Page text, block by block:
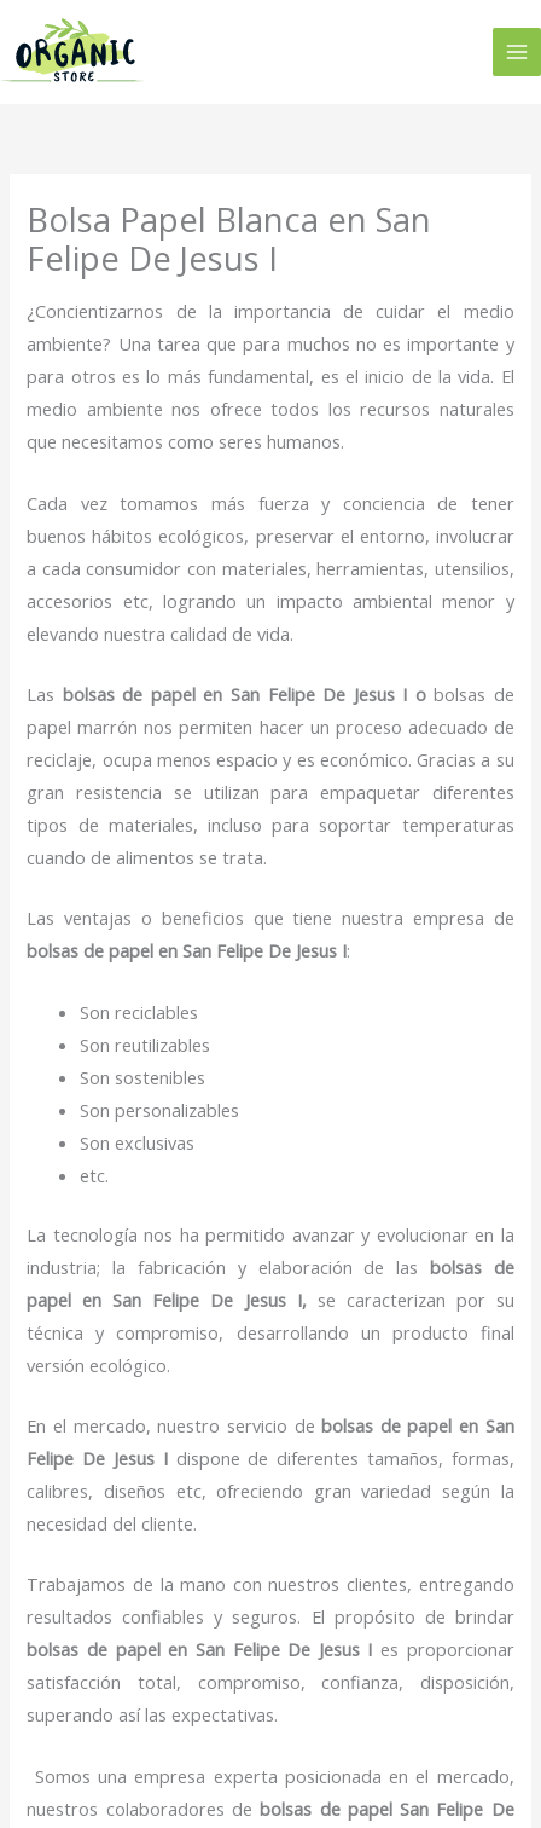
contenido
Bolsa Papel Blanca en San
Felipe De Jesus I
¿Concientizarnos de la importancia de cuidar el medio
ambiente? Una tarea que para muchos no es importante y
para otros es lo más fundamental, es el inicio de la vida. El
medio ambiente nos ofrece todos los recursos naturales
que necesitamos como seres humanos.
Cada vez tomamos más fuerza y conciencia de tener
buenos hábitos ecológicos, preservar el entorno, involucrar
a cada consumidor con materiales, herramientas, utensilios,
accesorios etc, logrando un impacto ambiental menor y
elevando nuestra calidad de vida.
Las bolsas de papel en San Felipe De Jesus I obolsas de
papel marrón nos permiten hacer un proceso adecuado de
reciclaje, ocupa menos espacio y es económico. Gracias a su
gran resistencia se utilizan para empaquetar diferentes
tipos de materiales, incluso para soportar temperaturas
cuando de alimentos se trata.
Las ventajas o beneficios que tiene nuestra empresa de
bolsas de papel en San Felipe De Jesus I:
Son reciclables
Son reutilizables
Son sostenibles
Son personalizables
Son exclusivas
etc.
La tecnología nos ha permitido avanzar y evolucionar en la
industria; la fabricación y elaboración de las bolsas de
papel en San Felipe De Jesus I, se caracterizan por su
técnica y compromiso, desarrollando un producto final
versión ecológico.
En el mercado, nuestro servicio debolsas de papel en San
Felipe De Jesus I dispone de diferentes tamaños, formas,
calibres, diseños etc, ofreciendo gran variedad según la
necesidad del cliente.
Trabajamos de la mano con nuestros clientes, entregando
resultados confiables y seguros. El propósito de brindar
bolsas de papel en San Felipe De Jesus I es proporcionar
satisfacción total, compromiso, confianza, disposición,
superando así las expectativas.
Somos una empresa experta posicionada en el mercado,
nuestros colaboradores debolsas de papelSan Felipe De